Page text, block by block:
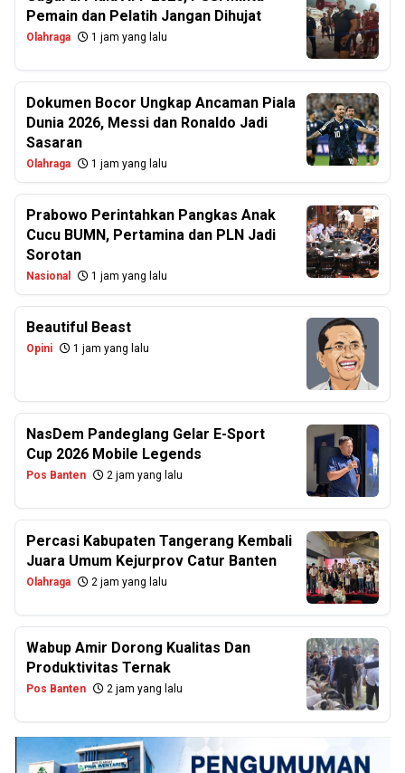
Pemain dan Pelatih Jangan Dihujat
Olahraga 1 jam yang lalu
Dokumen Bocor Ungkap Ancaman Piala
Dunia 2026, Messi dan Ronaldo Jadi
Sasaran
Olahraga 1 jam yang lalu
Prabowo Perintahkan Pangkas Anak
Cucu BUMN, Pertamina dan PLN Jadi
Sorotan
Nasional 1 jam yang lalu
Beautiful Beast
Opini 1 jam yang lalu
NasDem Pandeglang Gelar E-Sport
Cup 2026 Mobile Legends
Pos Banten 2 jam yang lalu
Percasi Kabupaten Tangerang Kembali
Juara Umum Kejurprov Catur Banten
Olahraga 2 jam yang lalu
Wabup Amir Dorong Kualitas Dan
Produktivitas Ternak
Pos Banten 2 jam yang lalu